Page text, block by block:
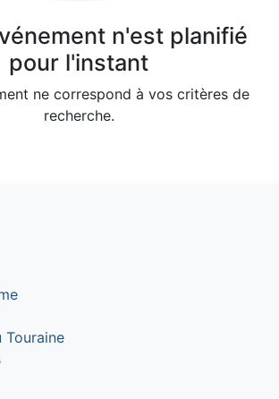
n'est planifié
pour l'instant
ne correspond à vos critères de
recherche.
Touraine